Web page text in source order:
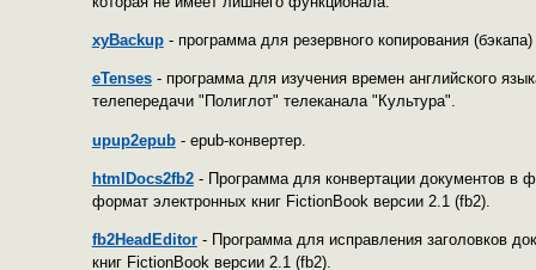
xyBackup- программа для резервного копирования
eTenses- программа для изучения времен английского
телепередачи "Полиглот" телеканала "Культура".
upup2epub- epub-конвертер.
htmlDocs2fb2- Программа для конвертации документов в
формат электронных книг FictionBook версии 2.1 (fb2).
fb2HeadEditor- Программа для исправления заголовков
книг FictionBook версии 2.1 (fb2).